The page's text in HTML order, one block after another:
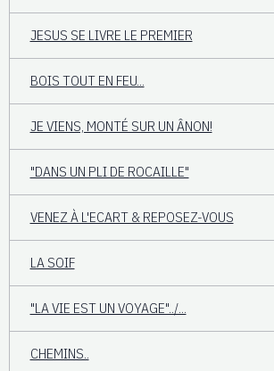
JESUS SE LIVRE LE PREMIER
BOIS TOUT EN FEU...
JE VIENS, MONTÉ SUR UN ÂNON!
"DANS UN PLI DE ROCAILLE"
VENEZ À L'ECART & REPOSEZ-VOUS
LA SOIF
"LA VIE EST UN VOYAGE"../...
CHEMINS..